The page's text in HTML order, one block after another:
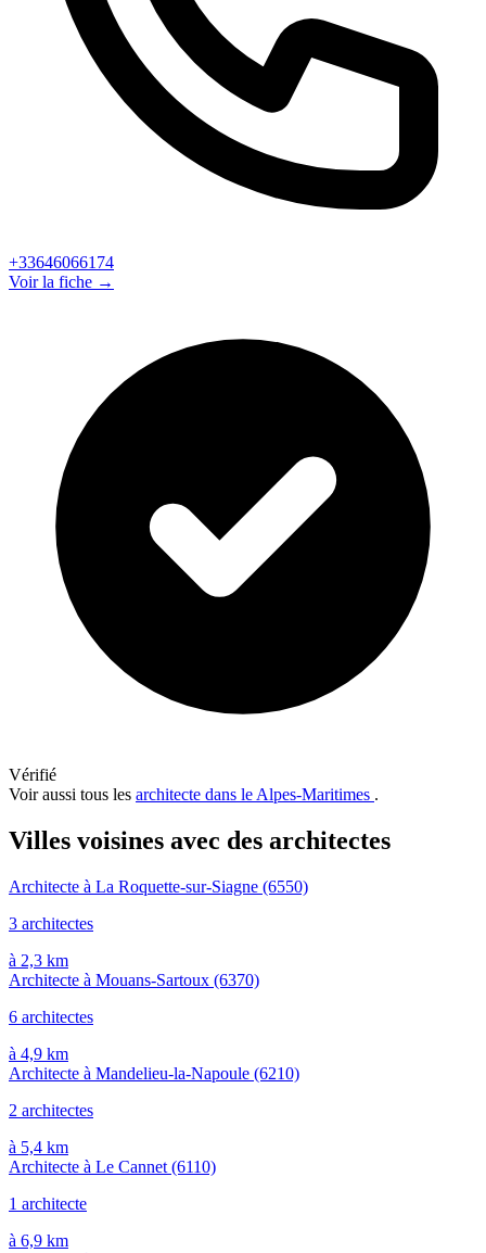
+33646066174
Voir la fiche →
Vérifié
Voir aussi tous les architecte dans le Alpes-Maritimes .
Villes voisines avec des architectes
Architecte à La Roquette-sur-Siagne (6550)
3 architectes
à 2,3 km
Architecte à Mouans-Sartoux (6370)
6 architectes
à 4,9 km
Architecte à Mandelieu-la-Napoule (6210)
2 architectes
à 5,4 km
Architecte à Le Cannet (6110)
1 architecte
à 6,9 km